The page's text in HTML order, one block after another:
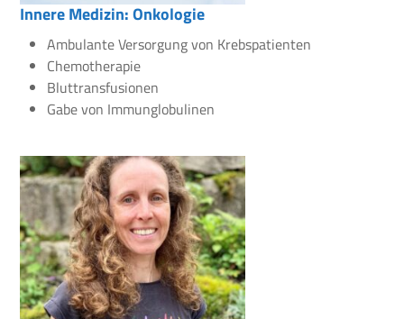
Innere Medizin: Onkologie
Ambulante Versorgung von Krebspatienten
Chemotherapie
Bluttransfusionen
Gabe von Immunglobulinen